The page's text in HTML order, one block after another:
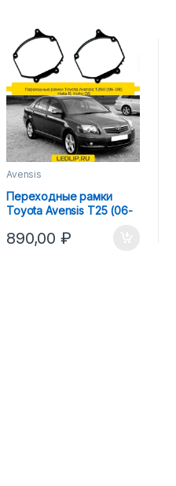
Avensis
Переходные рамки
Toyota Avensis Т25 (06-
890,00₽